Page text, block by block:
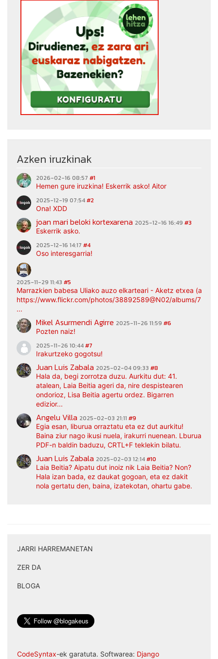
Azken iruzkinak
2026-02-16 08:57 #1
Hemen gure iruzkina! Eskerrik asko! Aitor
2025-12-19 07:54#2
Ona! XDD
joan mari beloki kortexarena 2025-12-16 16:49 #3
Eskerrik asko.
2025-12-16 14:17 #4
Oso interesgarria!
2025-11-29 11:43 #5
Marrazkien babesa Uliako auzo elkarteari - Aketz etxea
https://www.flickr.com/photos/38892589@N02/albums/
...
Mikel Asurmendi Agirre 2025-11-26 11:59 #6
Pozten naiz!
2025-11-26 10:44#7
Irakurtzeko gogotsu!
Juan Luis Zabala 2025-02-04 09:33 #8
Hala da, begi zorrotza duzu. Aurkitu dut: 41.
atalean, Laia Beitia ageri da, nire despistearen
ondorioz, Lisa Beitia agertu ordez. Bigarren
edizior...
Angelu Villa 2025-02-03 21:11 #9
Egia esan, liburua orraztatu eta ez dut aurkitu!
Baina ziur nago ikusi nuela, irakurri nuenean. Lburua
PDF-n baldin baduzu, CRTL+F teklekin bilatu.
Juan Luis Zabala 2025-02-03 12:14#10
Laia Beitia? Aipatu dut inoiz nik Laia Beitia? Non?
Hala izan bada, ez daukat gogoan, eta ez dakit
nola gertatu den, baina, izatekotan, ohartu gabe.
JARRI HARREMANETAN
ZER DA
BLOGA
CodeSyntax-ek garatuta. Softwarea: Django